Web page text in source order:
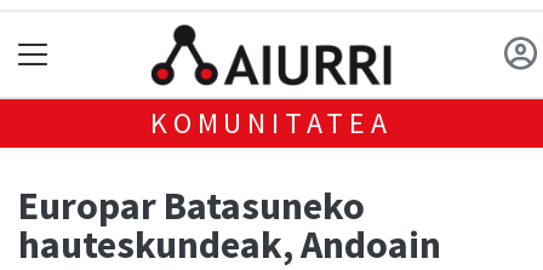
KOMUNITATEA
Europar Batasuneko
hauteskundeak, Andoain